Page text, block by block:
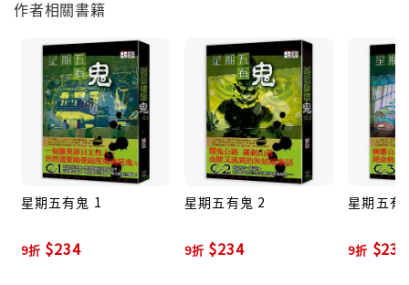
倒楣！
於是徐浪便帶著背上的馬老掃把星前往地府，
就算剋得整個地府鬼哭神號，也要將洛梓琪的分身拿到
手！
作者相關書籍
星期五有鬼 1
9折 $234
星期五有鬼 2
9折 $234
星期五有
9折 $234